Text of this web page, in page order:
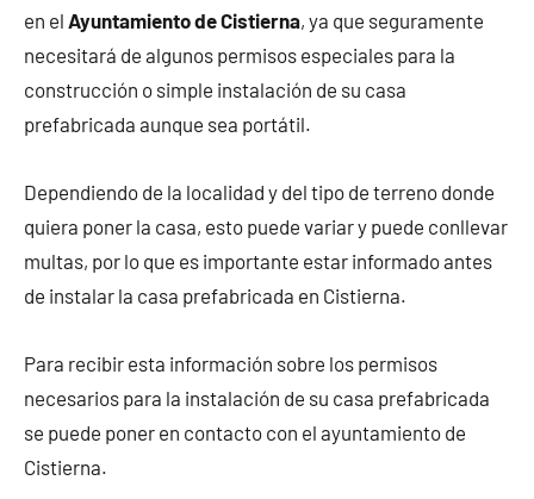
en el Ayuntamiento de Cistierna, ya que seguramente
necesitará de algunos permisos especiales para la
construcción o simple instalación de su casa
prefabricada aunque sea portátil.
Dependiendo de la localidad y del tipo de terreno donde
quiera poner la casa, esto puede variar y puede conllevar
multas, por lo que es importante estar informado antes
de instalar la casa prefabricada en Cistierna.
Para recibir esta información sobre los permisos
necesarios para la instalación de su casa prefabricada
se puede poner en contacto con el ayuntamiento de
Cistierna.